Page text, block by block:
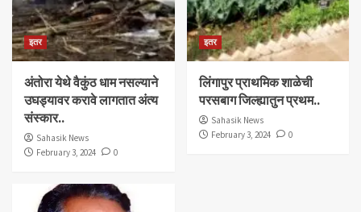
इतर
अंतोरा येथे वैकुंठ धाम नसल्याने
उघड्यावर करावे लागतात अंत्य
संस्कार..
Sahasik News
February 3, 2024
0
इतर
लिंगापुर प्राथमिक शाळेची
परसबाग जिल्ह्यातुन प्रथम..
Sahasik News
February 3, 2024
0